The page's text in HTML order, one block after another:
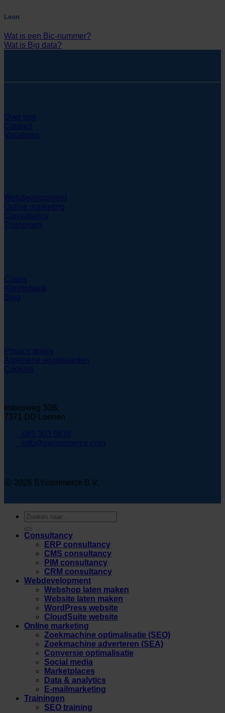
Leon
Wat is een Bic-nummer?
Wat is Big data?
Over ons
Contact
Vacatures
Webdevelopment
Online marketing
Consultancy
Trainingen
Cases
Kennisbank
Blog
Privacy policy
Algemene voorwaarden
Cookies
Imbosweg 30B,
7371 DD Loenen
085 303 5838
info@sycommerce.com
ⓒ 2026 SYcommerce B.V.
Zoeken
naar:
Consultancy
ERP consultancy
CMS consultancy
PIM consultancy
CRM consultancy
Webdevelopment
Webshop laten maken
Website laten maken
WordPress website
CloudSuite website
Online marketing
Zoekmachine optimalisatie (SEO)
Zoekmachine adverteren (SEA)
Conversie optimalisatie
Social media
Marketplaces
Data & analytics
E-mailmarketing
Trainingen
SEO training